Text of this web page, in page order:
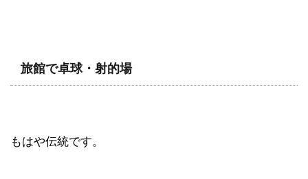
旅館で卓球・射的場
もはや伝統です。